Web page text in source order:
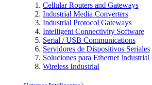
Cellular Routers and Gateways
Industrial Media Converters
Industrial Protocol Gateways
Intelligent Connectivity Software
Serial / USB Communications
Servidores de Dispositivos Seriales
Soluciones para Ethernet Industrial
Wireless Industrial